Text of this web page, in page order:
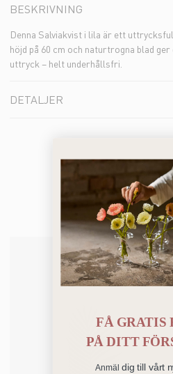
BESKRIVNING
Denna Salviakvist i lila är ett
höjd på 60 cm och naturtrogna blad
uttryck – helt underhållsfri.
DETALJER
Du kanske
FÅ GRATIS
PÅDITT
Anmäl dig till vårt